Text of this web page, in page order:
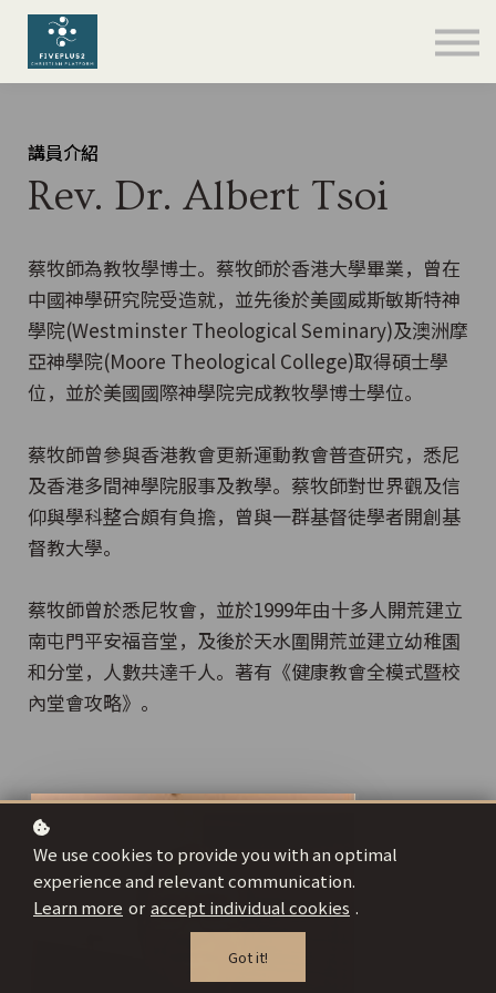
聯絡
語言
講員介紹
Rev. Dr. Albert Tsoi
蔡牧師為教牧學博士。蔡牧師於香港大學畢業，曾在
中國神學研究院受造就，並先後於美國威斯敏斯特神
學院(Westminster Theological Seminary)及澳洲摩
亞神學院(Moore Theological College)取得碩士學
位，並於美國國際神學院完成教牧學博士學位。
蔡牧師曾參與香港教會更新運動教會普查研究，悉尼
及香港多間神學院服事及教學。蔡牧師對世界觀及信
仰與學科整合頗有負擔，曾與一群基督徒學者開創基
督教大學。
蔡牧師曾於悉尼牧會，並於1999年由十多人開荒建立
南屯門平安福音堂，及後於天水圍開荒並建立幼稚園
和分堂，人數共達千人。著有《健康教會全模式暨校
內堂會攻略》。
We use cookies to provide you with an optimal
experience and relevant communication.
Learn more or accept individual cookies .
Got it!